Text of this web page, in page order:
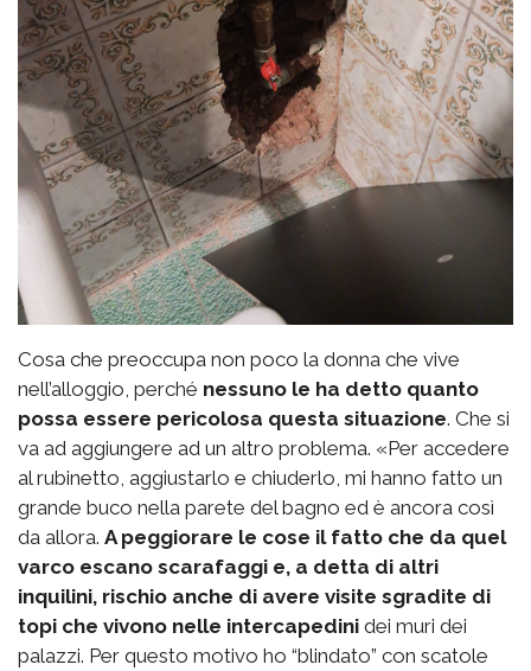
Cosa che preoccupa non poco la donna che vive
nell’alloggio, perché nessuno le ha detto quanto
possa essere pericolosa questa situazione. Che si
va ad aggiungere ad un altro problema. «Per accedere
al rubinetto, aggiustarlo e chiuderlo, mi hanno fatto un
grande buco nella parete del bagno ed è ancora così
da allora. A peggiorare le cose il fatto che da quel
varco escano scarafaggi e, a detta di altri
inquilini, rischio anche di avere visite sgradite di
topi che vivono nelle intercapedini dei muri dei
palazzi. Per questo motivo ho “blindato” con scatole